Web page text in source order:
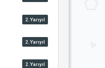
2.Yarıyıl
2.Yarıyıl
2.Yarıyıl